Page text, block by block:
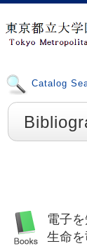
Catalog
電子
生命